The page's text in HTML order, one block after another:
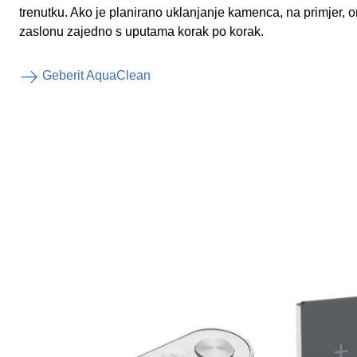
trenutku. Ako je planirano uklanjanje kamenca, na primjer,
zaslonu zajedno s uputama korak po korak.
Geberit AquaClean